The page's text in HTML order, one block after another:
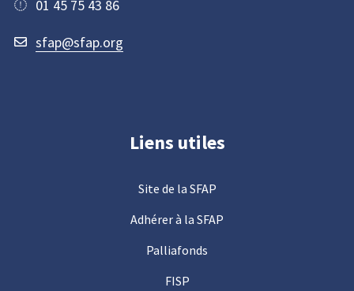
01 45 75 43 86
sfap@sfap.org
Liens utiles
Site de la SFAP
Adhérer à la SFAP
Palliafonds
FISP